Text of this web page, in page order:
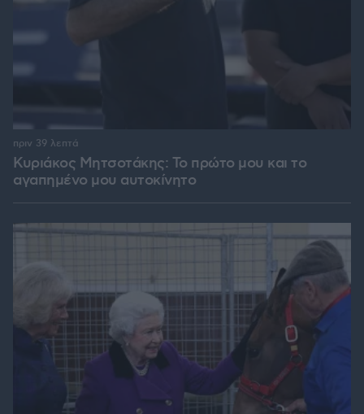
Κυριάκος Μητσοτάκης: Το πρώτο μου και το
αγαπημένο μου αυτοκίνητο
πριν 39 λεπτά